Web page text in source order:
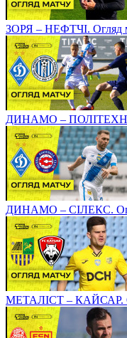
ЗОРЯ – НЕФТЧІ. Огляд
ДИНАМО –
ДИНАМО – СІЛЕКС.
МЕТАЛІСТ – КАЙСАР.